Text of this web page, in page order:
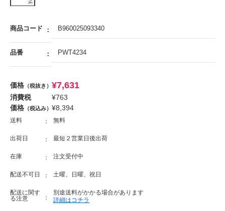
商品コード B960025093340
品番 PWT4234
価格 （税抜き） ¥7,631
消費税 ¥763
価格 （税込み） ¥8,394
送料 無料
出荷日 最短２営業日後出荷
在庫 注文受付中
配送不可日 土曜、日曜、祝日
配送に関す
る注意
別途送料がかかる場合があります
詳細はコチラ